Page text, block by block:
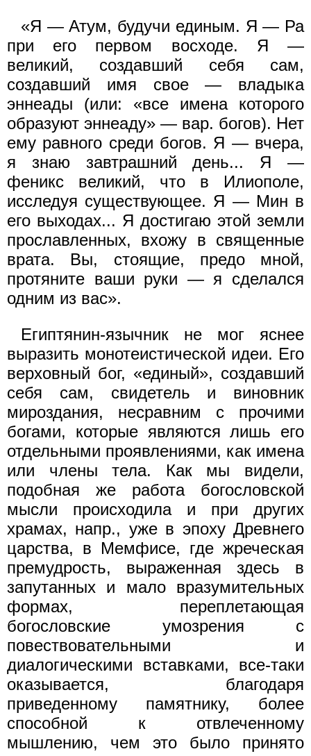
«Я — Атум, будучи единым. Я — Ра
при его первом восходе. Я —
великий, создавший себя сам,
создавший имя свое — владыка
эннеады (или: «все имена которого
образуют эннеаду» — вар. богов). Нет
ему равного среди богов. Я — вчера,
я знаю завтрашний день... Я —
феникс великий, что в Илиополе,
исследуя существующее. Я — Мин в
его выходах... Я достигаю этой земли
прославленных, вхожу в священные
врата. Вы, стоящие, предо мной,
протяните ваши руки — я сделался
одним из вас».
Египтянин-язычник не мог яснее
выразить монотеистической идеи. Его
верховный бог, «единый», создавший
себя сам, свидетель и виновник
мироздания, несравним с прочими
богами, которые являются лишь его
отдельными проявлениями, как имена
или члены тела. Как мы видели,
подобная же работа богословской
мысли происходила и при других
храмах, напр., уже в эпоху Древнего
царства, в Мемфисе, где жреческая
премудрость, выраженная здесь в
запутанных и мало вразумительных
формах, переплетающая
богословские умозрения с
повествовательными и
диалогическими вставками, все-таки
оказывается, благодаря
приведенному памятнику, более
способной к отвлеченному
мышлению, чем это было принято